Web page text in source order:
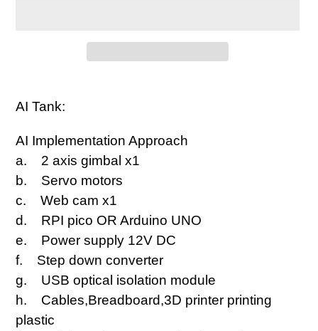
在
產
品
加
入
您
的
購
物
車
AI Tank:
AI Implementation Approach
a. 2 axis gimbal x1
b. Servo motors
c. Web cam x1
d. RPI pico OR Arduino UNO
e. Power supply 12V DC
f. Step down converter
g. USB optical isolation module
h. Cables,Breadboard,3D printer printing
plastic